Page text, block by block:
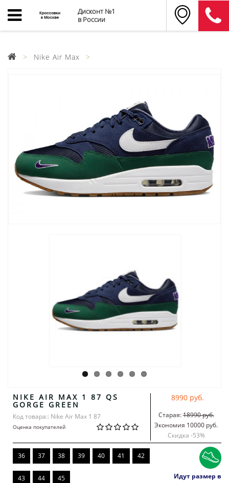
Дисконт №1
в России
Nike Air Max
NIKE AIR MAX 1 87 QS
GORGE GREEN
Код товара:: Nike Air Max 1 87
Оценка покупателей
8990 руб.
Старая:18990 руб.
Экономия 10000 руб.
Скидка -53%
36 37 38 39 40 41 42
43 44 45
Идут размер в